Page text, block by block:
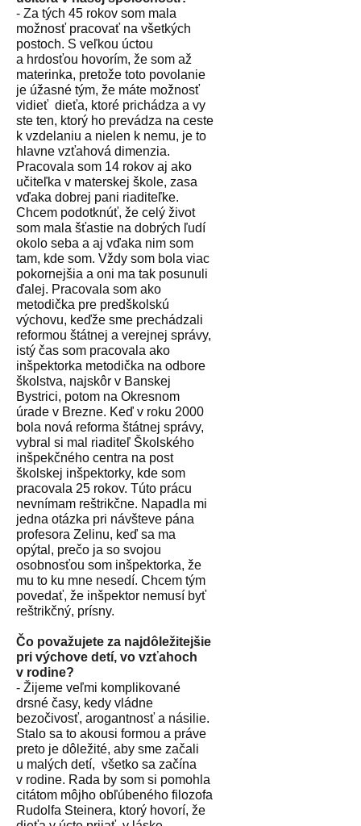
- Za tých 45 rokov som mala
možnosť pracovať na všetkých
postoch. S veľkou úctou
a hrdosťou hovorím, že som až
materinka, pretože toto povolanie
je úžasné tým, že máte možnosť
vidieť dieťa, ktoré prichádza a vy
ste ten, ktorý ho prevádza na ceste
k vzdelaniu a nielen k nemu, je to
hlavne vzťahová dimenzia.
Pracovala som 14 rokov aj ako
učiteľka v materskej škole, zasa
vďaka dobrej pani riaditeľke.
Chcem podotknúť, že celý život
som mala šťastie na dobrých ľudí
okolo seba a aj vďaka nim som
tam, kde som. Vždy som bola viac
pokornejšia a oni ma tak posunuli
ďalej. Pracovala som ako
metodička pre predškolskú
výchovu, keďže sme prechádzali
reformou štátnej a verejnej správy,
istý čas som pracovala ako
inšpektorka metodička na odbore
školstva, najskôr v Banskej
Bystrici, potom na Okresnom
úrade v Brezne. Keď v roku 2000
bola nová reforma štátnej správy,
vybral si mal riaditeľ Školského
inšpekčného centra na post
školskej inšpektorky, kde som
pracovala 25 rokov. Túto prácu
nevnímam reštrikčne. Napadla mi
jedna otázka pri návšteve pána
profesora Zelinu, keď sa ma
opýtal, prečo ja so svojou
osobnosťou som inšpektorka, že
mu to ku mne nesedí. Chcem tým
povedať, že inšpektor nemusí byť
reštrikčný, prísny.
Čo považujete za najdôležitejšie
pri výchove detí, vo vzťahoch
v rodine?
- Žijeme veľmi komplikované
drsné časy, kedy vládne
bezočivosť, arogantnosť a násilie.
Stalo sa to akousi formou a práve
preto je dôležité, aby sme začali
u malých detí, všetko sa začína
v rodine. Rada by som si pomohla
citátom môjho obľúbeného filozofa
Rudolfa Steinera, ktorý hovorí, že